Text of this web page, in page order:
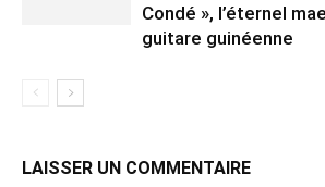
Condé », l’éternel
guitare guinéenne
LAISSER UN COMMENTAIRE